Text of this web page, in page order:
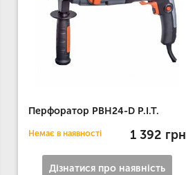
Перфоратор РВН24-D P.I.T.
Немає в наявності 1 392 грн
Дізнатися про наявність